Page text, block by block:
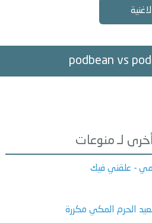
لـ منوعات
- علقني فيك
الحرم المكي مكررة